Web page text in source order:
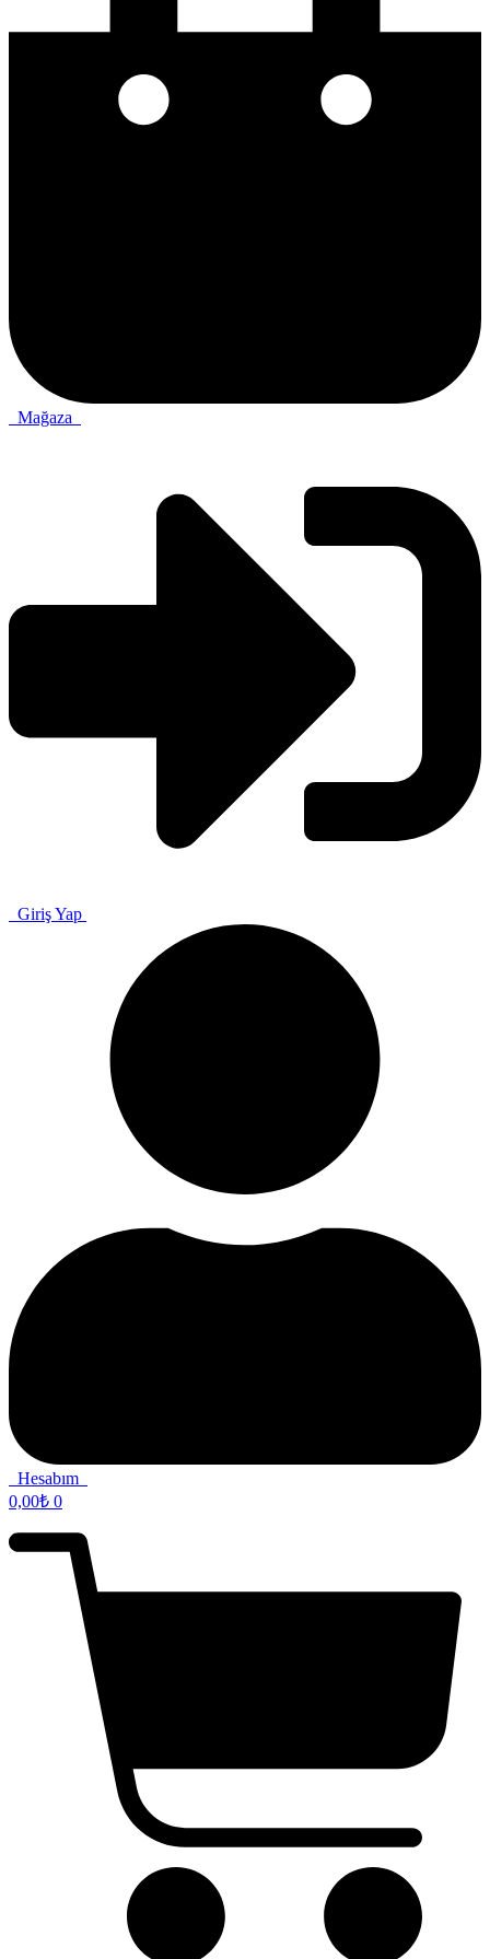
Mağaza
Giriş Yap
Hesabım
0,00₺ 0